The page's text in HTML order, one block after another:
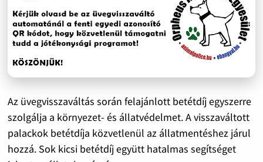
Az üvegvisszaváltás során felajánlott betétdíj egyszerre
szolgálja a környezet- és állatvédelmet. A visszaváltott
palackok betétdíja közvetlenül az állatmentéshez járul
hozzá. Sok kicsi betétdíj együtt hatalmas segítséget